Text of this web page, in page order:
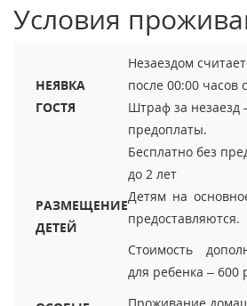
Условия
НЕЯВКА
ГОСТЯ
Незаездом
после 00:00 часов
Штраф за незаезд
предоплаты.
РАЗМЕЩЕНИЕ
ДЕТЕЙ
Бесплатно без
до 2 лет
Детям на
предоставляются.
Стоимость
для ребенка – 600